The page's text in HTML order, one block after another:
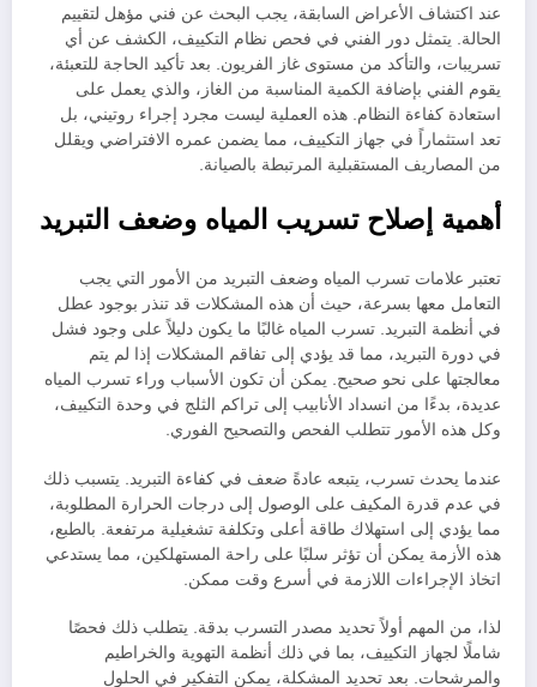
عند اكتشاف الأعراض السابقة، يجب البحث عن فني مؤهل لتقييم
الحالة. يتمثل دور الفني في فحص نظام التكييف، الكشف عن أي
تسريبات، والتأكد من مستوى غاز الفريون. بعد تأكيد الحاجة للتعبئة،
يقوم الفني بإضافة الكمية المناسبة من الغاز، والذي يعمل على
استعادة كفاءة النظام. هذه العملية ليست مجرد إجراء روتيني، بل
تعد استثماراً في جهاز التكييف، مما يضمن عمره الافتراضي ويقلل
من المصاريف المستقبلية المرتبطة بالصيانة.
أهمية إصلاح تسريب المياه وضعف التبريد
تعتبر علامات تسرب المياه وضعف التبريد من الأمور التي يجب
التعامل معها بسرعة، حيث أن هذه المشكلات قد تنذر بوجود عطل
في أنظمة التبريد. تسرب المياه غالبًا ما يكون دليلاً على وجود فشل
في دورة التبريد، مما قد يؤدي إلى تفاقم المشكلات إذا لم يتم
معالجتها على نحو صحيح. يمكن أن تكون الأسباب وراء تسرب المياه
عديدة، بدءًا من انسداد الأنابيب إلى تراكم الثلج في وحدة التكييف،
وكل هذه الأمور تتطلب الفحص والتصحيح الفوري.
عندما يحدث تسرب، يتبعه عادةً ضعف في كفاءة التبريد. يتسبب ذلك
في عدم قدرة المكيف على الوصول إلى درجات الحرارة المطلوبة،
مما يؤدي إلى استهلاك طاقة أعلى وتكلفة تشغيلية مرتفعة. بالطبع،
هذه الأزمة يمكن أن تؤثر سلبًا على راحة المستهلكين، مما يستدعي
اتخاذ الإجراءات اللازمة في أسرع وقت ممكن.
لذا، من المهم أولاً تحديد مصدر التسرب بدقة. يتطلب ذلك فحصًا
شاملًا لجهاز التكييف، بما في ذلك أنظمة التهوية والخراطيم
والمرشحات. بعد تحديد المشكلة، يمكن التفكير في الحلول